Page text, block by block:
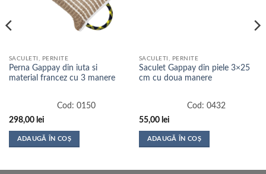
SACULETI, PERNITE
Perna Gappay din iuta si
material francez cu 3 manere
Cod: 0150
298,00 lei
ADAUGĂ ÎN COȘ
SACULETI, PERNITE
Saculet Gappay din piele 3×25
cm cu doua manere
Cod: 0432
55,00 lei
ADAUGĂ ÎN COȘ